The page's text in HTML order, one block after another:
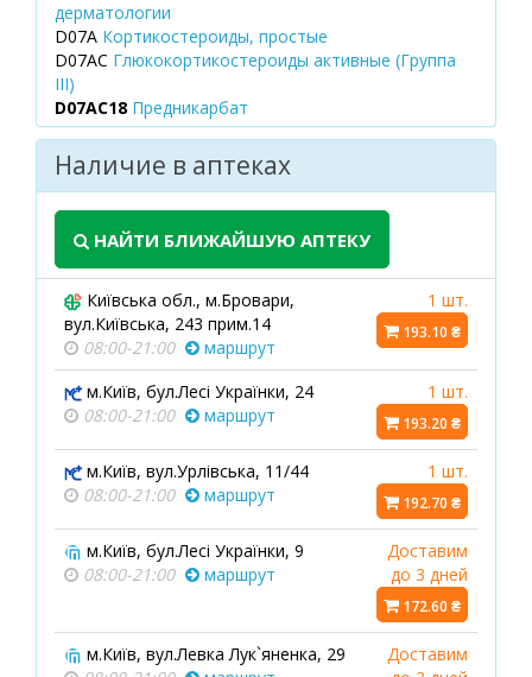
дерматологии
D07A Кортикостероиды, простые
D07AC Глюкокортикостероиды активные (Группа
III)
D07AC18 Предникарбат
Наличие в аптеках
НАЙТИ БЛИЖАЙШУЮ АПТЕКУ
Київська обл., м.Бровари,
вул.Київська, 243 прим.14
08:00-21:00
маршрут
1 шт.
193.10 ₴
м.Київ, бул.Лесі Українки, 24
08:00-21:00
маршрут
1 шт.
193.20 ₴
м.Київ, вул.Урлівська, 11/44
08:00-21:00
маршрут
1 шт.
192.70 ₴
м.Київ, бул.Лесі Українки, 9
08:00-21:00
маршрут
Доставим
до 3 дней
172.60 ₴
м.Київ, вул.Левка Лук`яненка, 29
Доставим